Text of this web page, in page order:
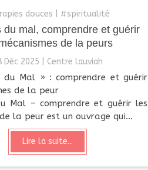
douces #spiritualité
du mal, comprendre et guérir
de la peurs
Déc 2025 Centre lauviah
du Mal » : comprendre et guérir
de la peur
Mal – comprendre et guérir les
la peur est un ouvrage qui...
Lire la suite...